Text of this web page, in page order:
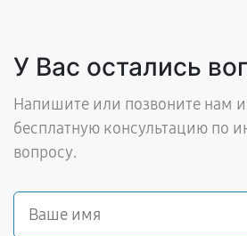
У Вас остались
Напишите или позвоните нам
бесплатную консультацию по
вопросу.